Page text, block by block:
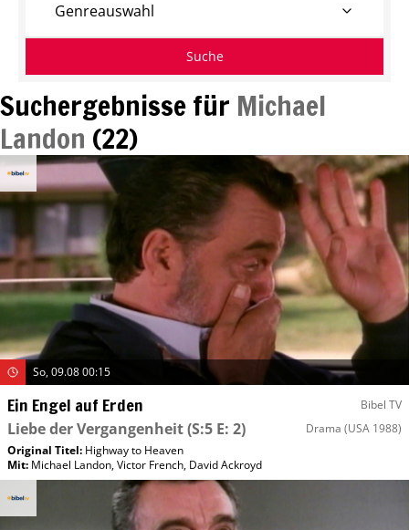
Suchergebnisse für Michael
Landon (22)
So, 09.08 00:15
Ein Engel auf Erden Bibel TV
Liebe der Vergangenheit(S:5 E: 2) Drama (USA 1988)
Original Titel: Highway to Heaven
Mit: Michael Landon,Victor French, David Ackroyd
Genreauswahl
Suche